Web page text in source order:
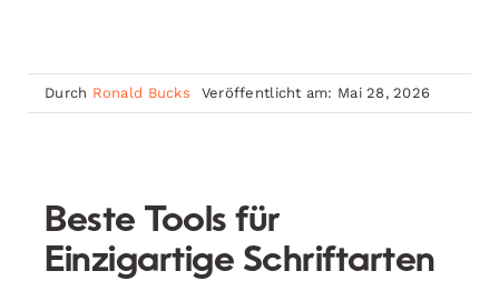
Durch Ronald Bucks Veröffentlicht am: Mai 28, 2026
Beste Tools für
Einzigartige Schriftarten